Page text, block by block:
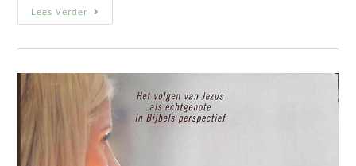
Lees Verder